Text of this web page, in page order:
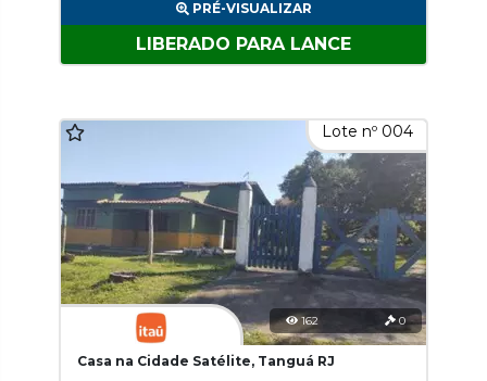
PRÉ-VISUALIZAR
LIBERADO PARA LANCE
Lote nº 004
162 0
Casa na Cidade Satélite, Tanguá RJ